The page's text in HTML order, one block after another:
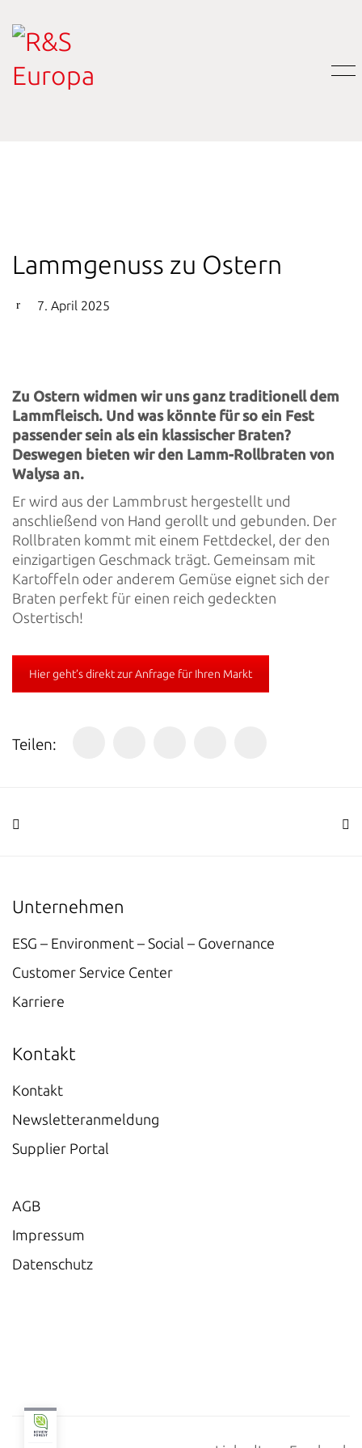
Lammgenuss zu Ostern
7. April 2025
Zu Ostern widmen wir uns ganz traditionell dem
Lammfleisch. Und was könnte für so ein Fest
passender sein als ein klassischer Braten?
Deswegen bieten wir den Lamm-Rollbraten von
Walysa an.
Er wird aus der Lammbrust hergestellt und
anschließend von Hand gerollt und gebunden. Der
Rollbraten kommt mit einem Fettdeckel, der den
einzigartigen Geschmack trägt. Gemeinsam mit
Kartoffeln oder anderem Gemüse eignet sich der
Braten perfekt für einen reich gedeckten
Ostertisch!
Hier geht’s direkt zur Anfrage für Ihren Markt
Teilen:
Unternehmen
ESG – Environment – Social – Governance
Customer Service Center
Karriere
Kontakt
Kontakt
Newsletteranmeldung
Supplier Portal
AGB
Impressum
Datenschutz